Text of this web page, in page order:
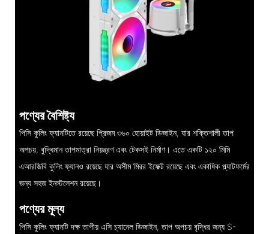
পণ্যের বৈশিষ্ট্য
পিসি কুলিং ফ্যানটিতে রয়েছে প্রিজম ৩৬০ হোয়াইট ডিজাইন, যার শক্তিশালী তাপ
অপচয়, বুদ্ধিমান তাপমাত্রা নিয়ন্ত্রণ এবং টেকসই নির্মাণ। এতে একটি ১২০ মিমি
এআরজিবি কুলিং ফ্যানও রয়েছে যার অসীম মিরর ইফেক্ট রয়েছে এবং একাধিক প্ল্যাটফর্মের
জন্য সহজ ইনস্টলেশন রয়েছে।
পণ্যের মূল্য
পিসি কুলিং ফ্যানটি দক্ষ তাপীয় এসি চ্যানেল ডিজাইন, তাপ অপচয় বৃদ্ধির জন্য S-